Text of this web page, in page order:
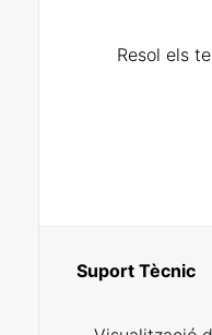
Resol els
Suport Tècnic